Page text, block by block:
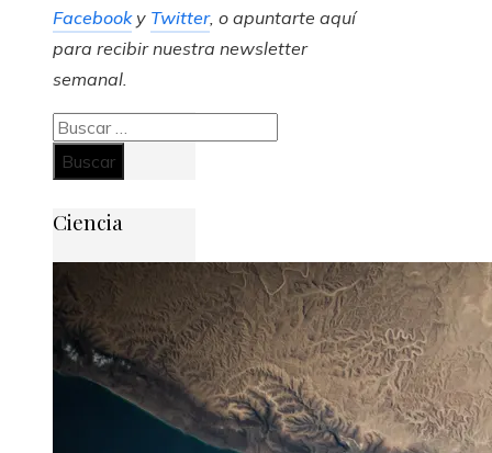
Facebooky Twitter, o apuntarte aquí
para recibirnuestra newsletter
semanal.
Buscar:
Ciencia